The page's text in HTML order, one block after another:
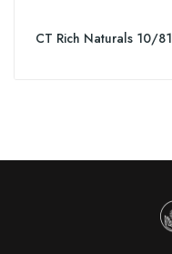
CT Rich Naturals 10/81